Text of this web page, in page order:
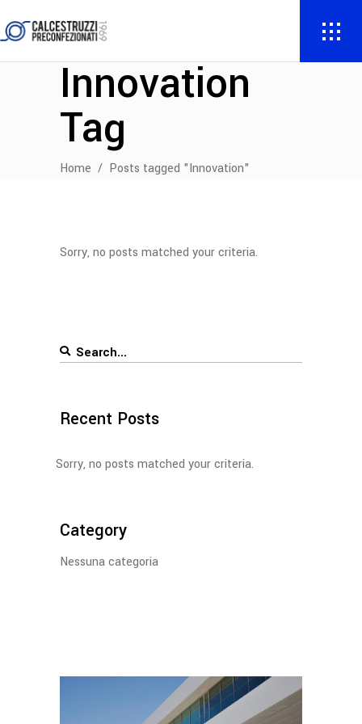
Innovation
Tag
Home / Posts tagged "Innovation"
Sorry, no posts matched your criteria.
Search
Recent Posts
Sorry, no posts matched your criteria.
Category
Nessuna categoria